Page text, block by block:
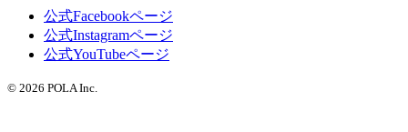
公式Facebookページ
公式Instagramページ
公式YouTubeページ
© 2026 POLA Inc.